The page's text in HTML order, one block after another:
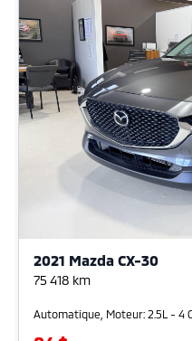
2021 Mazda CX-30
75 418 km
Automatique, Moteur: 2.5L - 4